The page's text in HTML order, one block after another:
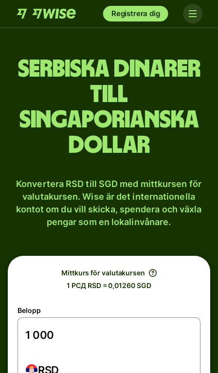
Registrera dig
Serbiska dinarer
till
singaporianska
dollar
Konvertera RSD till SGD med mittkursen för
valutakursen. Wise är det internationella
kontot om du vill skicka, spendera och växla
pengar som en lokalinvånare.
Mittkurs för valutakursen
1 РСД RSD = 0,01260 SGD
Belopp
RSD